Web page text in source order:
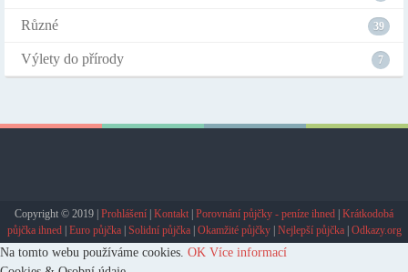
Různé 39
Výlety do přírody 7
Copyright © 2019 | Prohlášení Kontakt Porovnání půjčky - peníze ihned Krátkodobá
půjčka ihned| Euro půjčka| Solidní půjčka| Okamžité půjčky| Nejlepší půjčka| Odkazy.org
Na tomto webu používáme cookies. OK Více informací